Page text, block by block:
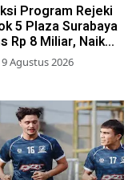
Program Rejeki
5 Plaza Surabaya
Rp 8 Miliar, Naik
dari Tahun Lalu
Agustus 2026